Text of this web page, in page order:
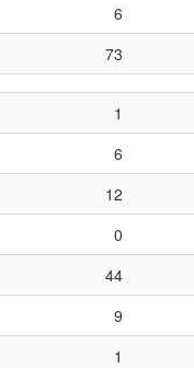
6
73
1
6
12
0
44
9
1